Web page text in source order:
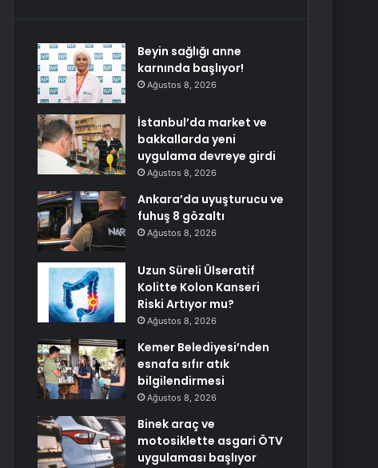
Beyin sağlığı anne
karnında başlıyor!
Ağustos 8, 2026
İstanbul’da market ve
bakkallarda yeni
uygulama devreye girdi
Ağustos 8, 2026
Ankara’da uyuşturucu ve
fuhuş 8 gözaltı
Ağustos 8, 2026
Uzun Süreli Ülseratif
Kolitte Kolon Kanseri
Riski Artıyor mu?
Ağustos 8, 2026
Kemer Belediyesi’nden
esnafa sıfır atık
bilgilendirmesi
Ağustos 8, 2026
Binek araç ve
motosiklette asgari ÖTV
uygulaması başlıyor